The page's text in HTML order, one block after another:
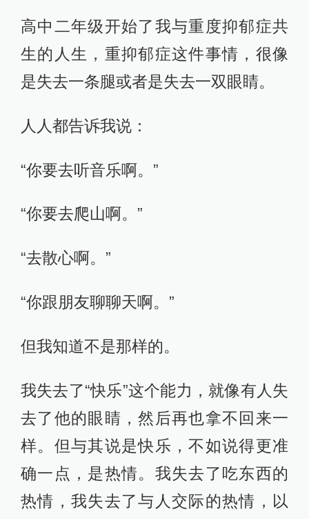
高中二年级开始了我与重度抑郁症共
生的人生，重抑郁症这件事情，很像
是失去一条腿或者是失去一双眼睛。
人人都告诉我说：
“你要去听音乐啊。”
“你要去爬山啊。”
“去散心啊。”
“你跟朋友聊聊天啊。”
但我知道不是那样的。
我失去了“快乐”这个能力，就像有人失
去了他的眼睛，然后再也拿不回来一
样。但与其说是快乐，不如说得更准
确一点，是热情。我失去了吃东西的
热情，我失去了与人交际的热情，以